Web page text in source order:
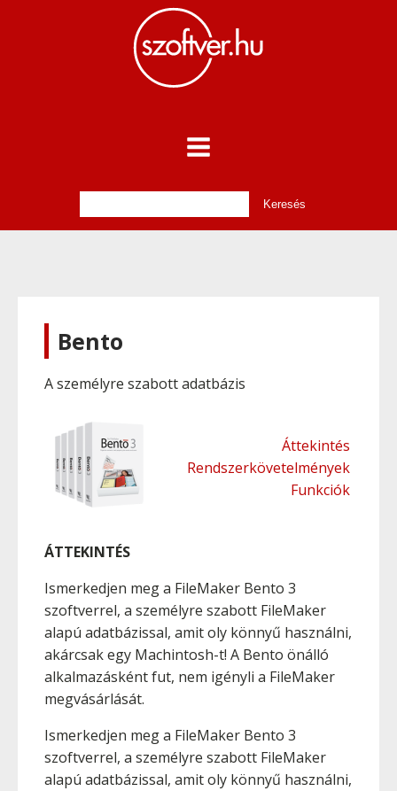
Bento
A személyre szabott adatbázis
Áttekintés
Rendszerkövetelmények
Funkciók
ÁTTEKINTÉS
Ismerkedjen meg a FileMaker Bento 3
szoftverrel, a személyre szabott FileMaker
alapú adatbázissal, amit oly könnyű használni,
akárcsak egy Machintosh-t! A Bento önálló
alkalmazásként fut, nem igényli a FileMaker
megvásárlását.
Ismerkedjen meg a FileMaker Bento 3
szoftverrel, a személyre szabott FileMaker
alapú adatbázissal, amit oly könnyű használni,